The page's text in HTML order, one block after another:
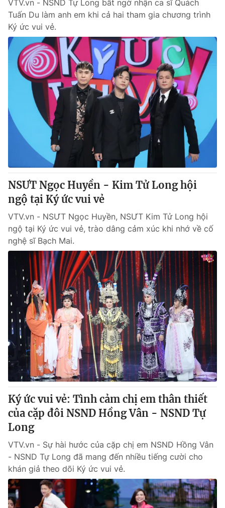
VTV.vn - NSND Tự Long bất ngờ nhận ca sĩ Quách
Tuấn Du làm anh em khi cả hai tham gia chương trình
Ký ức vui vẻ.
NSƯT Ngọc Huyền - Kim Tử Long hội
ngộ tại Ký ức vui vẻ
VTV.vn - NSƯT Ngọc Huyền, NSƯT Kim Tử Long hội
ngộ tại Ký ức vui vẻ, trào dâng cảm xúc khi nhớ về cố
nghệ sĩ Bạch Mai.
Ký ức vui vẻ: Tình cảm chị em thân thiết
của cặp đôi NSND Hồng Vân - NSND Tự
Long
VTV.vn - Sự hài hước của cặp chị em NSND Hồng Vân
- NSND Tự Long đã mang đến nhiều tiếng cười cho
khán giả theo dõi Ký ức vui vẻ.